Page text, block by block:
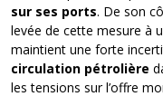
sur ses ports. De son
levée de cette mesure à
maintient une forte
circulation pétrolière
les tensions sur l’offre